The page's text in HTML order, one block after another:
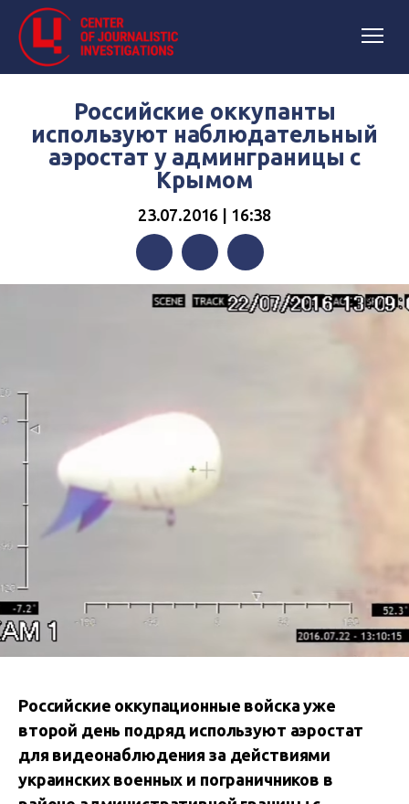
Российские оккупанты
используют наблюдательный
аэростат у админграницы с
Крымом
23.07.2016 | 16:38
FacebookTwitterTelegram
Российские оккупационные войска уже
второй день подряд используют аэростат
для видеонаблюдения за действиями
украинских военных и пограничников в